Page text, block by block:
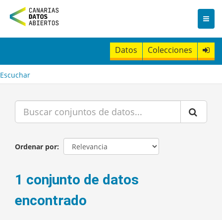
n
t
Datos Colecciones
Escuchar
Ordenar por
1 conjunto de datos
encontrado